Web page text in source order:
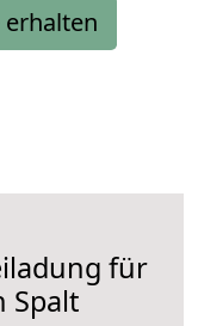
erhalten
für
Spalt